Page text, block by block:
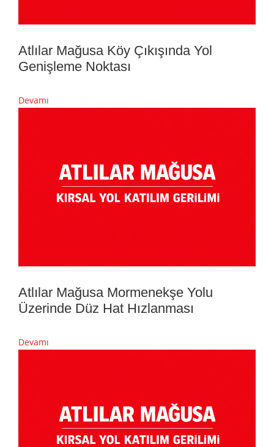
Atlılar Mağusa Köy Çıkışında Yol
Genişleme Noktası
Devamı
Atlılar Mağusa Mormenekşe Yolu
Üzerinde Düz Hat Hızlanması
Devamı